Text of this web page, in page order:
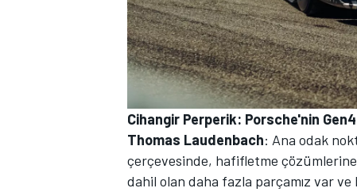
Cihangir Perperik: Porsche'nin
Thomas Laudenbach: Ana odak
çerçevesinde, hafifletme
dahil olan daha fazla parçamız var ve